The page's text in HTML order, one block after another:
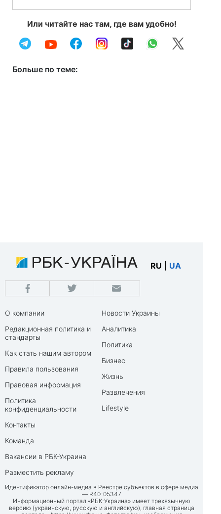
Или читайте нас там, где вам удобно!
Больше по теме:
RU UA
О компании
Редакционная политика и
стандарты
Как стать нашим автором
Правила пользования
Правовая информация
Политика
конфиденциальности
Контакты
Команда
Вакансии в РБК-Украина
Разместить рекламу
Новости Украины
Аналитика
Политика
Бизнес
Жизнь
Развлечения
Lifestyle
Идентификатор онлайн-медиа в Реестре субъектов в сфере медиа
— R40-05347
Информационный портал «РБК-Украина» имеет трехязычную
версию (украинскую, русскую и английскую), главная страница